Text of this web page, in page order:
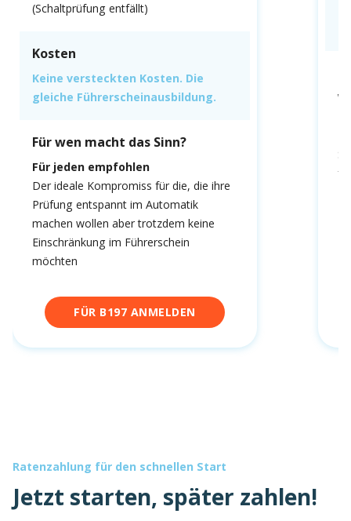
(Schaltprüfung entfällt)
Kosten
Keine versteckten Kosten. Die
gleiche Führerscheinausbildung.
Für wen macht das Sinn?
Für jeden empfohlen
Der ideale Kompromiss für die, die ihre
Prüfung entspannt im Automatik
machen wollen aber trotzdem keine
Einschränkung im Führerschein
möchten
FÜR B197 ANMELDEN
Ratenzahlung für den schnellen Start
Jetzt starten, später zahlen!